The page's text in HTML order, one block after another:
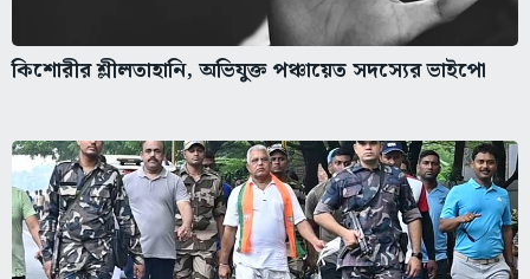
কিশোরীর শ্লীলতাহানি, অভিযুক্ত পঞ্চায়েত সদস্যের ভাইপো